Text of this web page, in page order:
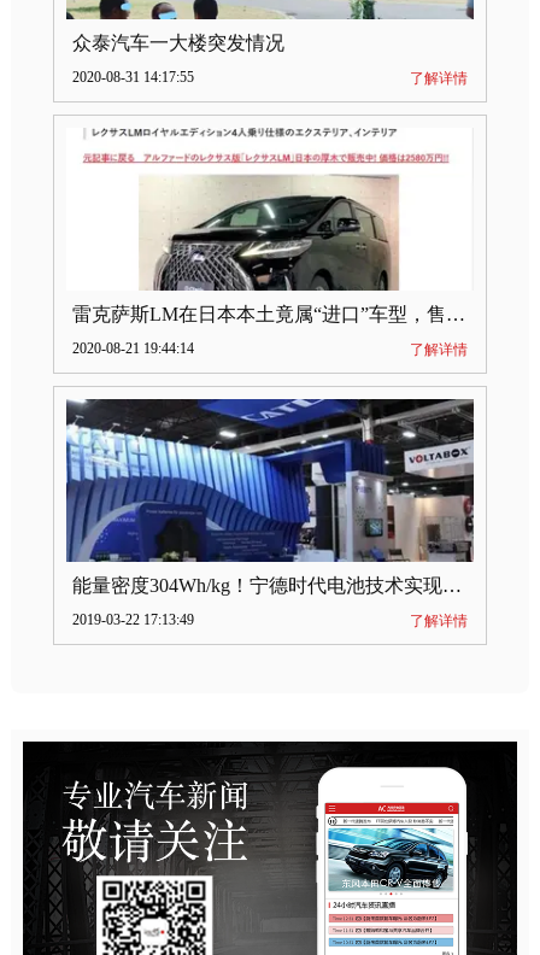
众泰汽车一大楼突发情况
2020-08-31 14:17:55 了解详情
雷克萨斯LM在日本本土竟属“进口”车型，售价2580万日元
2020-08-21 19:44:14 了解详情
能量密度304Wh/kg！宁德时代电池技术实现突破
2019-03-22 17:13:49 了解详情